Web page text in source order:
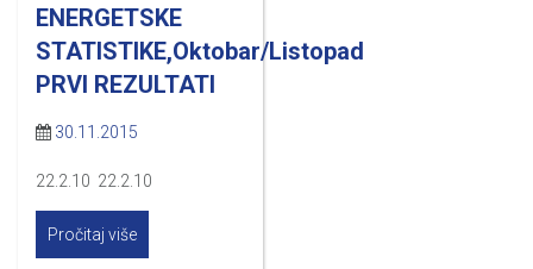
ENERGETSKE
STATISTIKE,Oktobar/Listopad
PRVI REZULTATI
30.11.2015
22.2.10 22.2.10
Pročitaj više